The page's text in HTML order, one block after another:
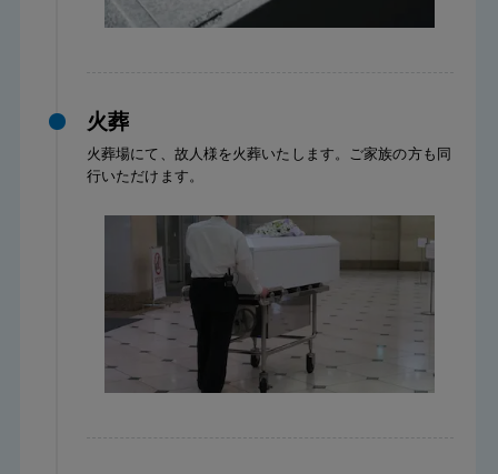
火葬
火葬場にて、故人様を火葬いたします。ご家族の方も同
行いただけます。